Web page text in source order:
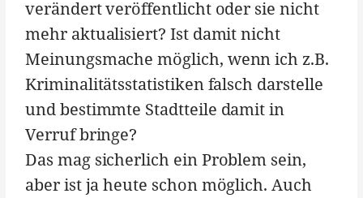
verändert veröffentlicht oder sie nicht
mehr aktualisiert? Ist damit nicht
Meinungsmache möglich, wenn ich z.B.
Kriminalitätsstatistiken falsch darstelle
und bestimmte Stadtteile damit in
Verruf bringe?
Das mag sicherlich ein Problem sein,
aber ist ja heute schon möglich. Auch